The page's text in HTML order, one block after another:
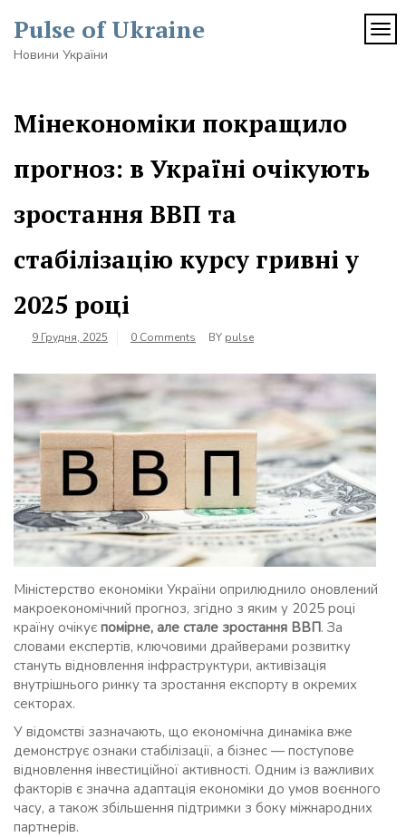
content
Pulse of Ukraine
Новини України
Мінекономіки покращило
прогноз: в Україні очікують
зростання ВВП та
стабілізацію курсу гривні у
2025 році
9 Грудня, 2025 0 Comments BY pulse
Міністерство економіки України оприлюднило оновлений
макроекономічний прогноз, згідно з яким у 2025 році
країну очікує помірне, але стале зростання ВВП. За
словами експертів, ключовими драйверами розвитку
стануть відновлення інфраструктури, активізація
внутрішнього ринку та зростання експорту в окремих
секторах.
У відомстві зазначають, що економічна динаміка вже
демонструє ознаки стабілізації, а бізнес — поступове
відновлення інвестиційної активності. Одним із важливих
факторів є значна адаптація економіки до умов воєнного
часу, а також збільшення підтримки з боку міжнародних
партнерів.